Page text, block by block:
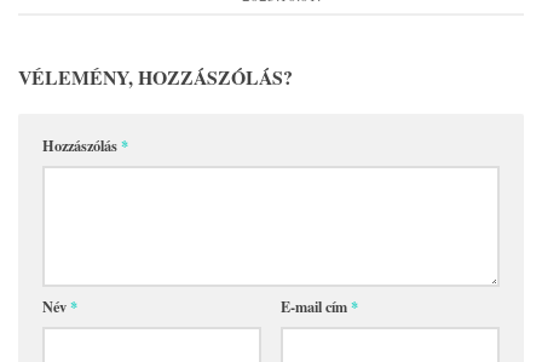
VÉLEMÉNY, HOZZÁSZÓLÁS?
Hozzászólás*
Név* E-mail cím*